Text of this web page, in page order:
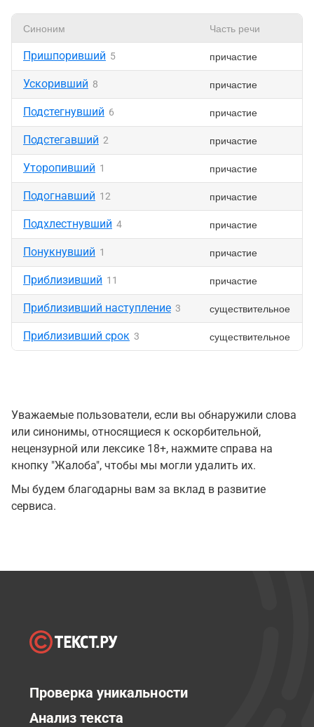
Синоним Часть речи
Пришпоривший 5 причастие
Ускоривший 8 причастие
Подстегнувший 6 причастие
Подстегавший 2 причастие
Уторопивший 1 причастие
Подогнавший 12 причастие
Подхлестнувший 4 причастие
Понукнувший 1 причастие
Приблизивший 11 причастие
Приблизивший наступление 3 существительное
Приблизивший срок 3 существительное
Уважаемые пользователи, если вы обнаружили слова
или синонимы, относящиеся к оскорбительной,
нецензурной или лексике 18+, нажмите справа на
кнопку "Жалоба", чтобы мы могли удалить их.
Мы будем благодарны вам за вклад в развитие
сервиса.
Проверка уникальности
Анализ текста